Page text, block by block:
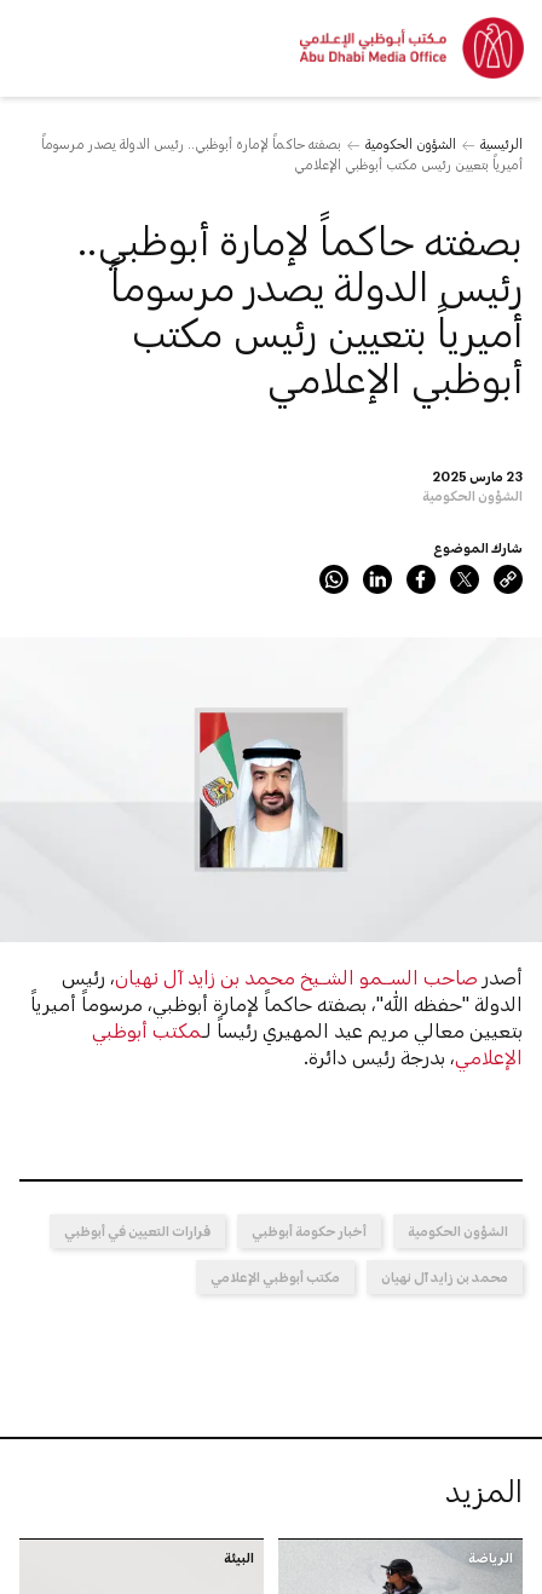
الرئيسية الشؤون الحكومية
بصفته حاكماً لإمارة أبوظبي.. رئيس الدولة يصدر مرسوماً
أميرياً بتعيين رئيس مكتب أبوظبي الإعلامي
23 مارس 2025
الشؤون الحكومية
بصفته حاكماً لإمارة أبوظبي..
رئيس الدولة يصدر مرسوماً
أميرياً بتعيين رئيس مكتب
أبوظبي الإعلامي
شارك الموضوع
أصدر صاحب الســمو الشــيخ محمد بن زايد آل نهيان، رئيس
الدولة "حفظه الله"، بصفته حاكماً لإمارة أبوظبي، مرسوماً أميرياً
بتعيين معالي مريم عيد المهيري رئيساً لـمكتب أبوظبي
الإعلامي، بدرجة رئيس دائرة.
الشؤون الحكومية أخبار حكومة أبوظبي قرارات التعيين في أبوظبي
محمد بن زايد آل نهيان مكتب أبوظبي الإعلامي
المزيد
الرياضة البيئة